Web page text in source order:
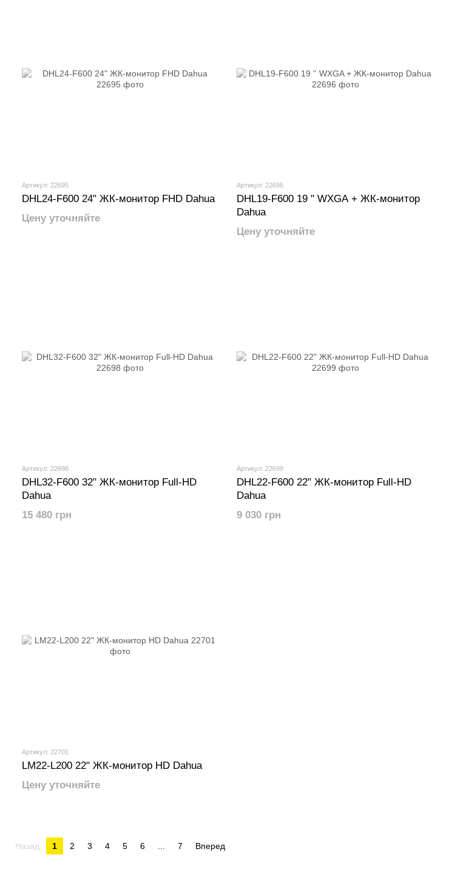
Артикул: 22695
DHL24-F600 24" ЖК-монитор FHD Dahua
Цену уточняйте
Артикул: 22696
DHL19-F600 19 '' WXGA + ЖК-монитор
Dahua
Цену уточняйте
Артикул: 22698
DHL32-F600 32" ЖК-монитор Full-HD
Dahua
15 480 грн
Артикул: 22699
DHL22-F600 22" ЖК-монитор Full-HD
Dahua
9 030 грн
Артикул: 22701
LM22-L200 22" ЖК-монитор HD Dahua
Цену уточняйте
Назад 1 2 3 4 5 6 7 Вперед